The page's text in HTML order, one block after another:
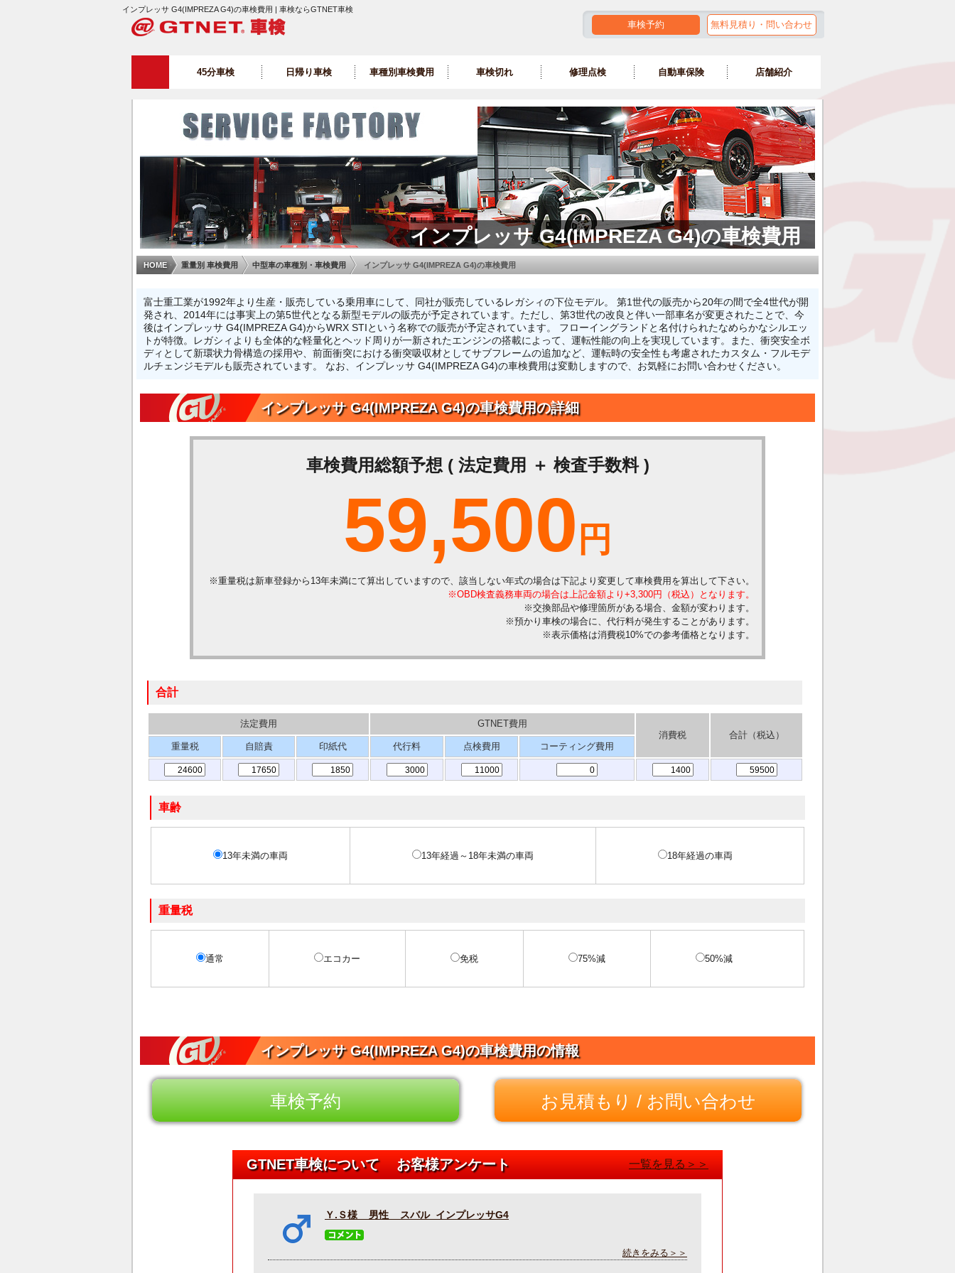
インプレッサ G4(IMPREZA G4)の車検費用 | 車検ならGTNET車検
車検予約 無料見積り・問い合わせ
45分車検 日帰り車検 車種別車検費用 車検切れ 修理点検 自動車保険 店舗紹介
インプレッサ G4(IMPREZA G4)の車検費用
HOME 重量別 車検費用 中型車の車種別・車検費用 インプレッサ G4(IMPREZA G4)の車検費用
富士重工業が1992年より生産・販売している乗用車にして、同社が販売しているレガシィの下位モデル。 第1世代の販売から20年の間で全4世代が開
発され、2014年には事実上の第5世代となる新型モデルの販売が予定されています。ただし、第3世代の改良と伴い一部車名が変更されたことで、今
後はインプレッサ G4(IMPREZA G4)からWRX STIという名称での販売が予定されています。 フローイングランドと名付けられたなめらかなシルエッ
トが特徴。レガシィよりも全体的な軽量化とヘッド周りが一新されたエンジンの搭載によって、運転性能の向上を実現しています。また、衝突安全ボ
ディとして新環状力骨構造の採用や、前面衝突における衝突吸収材としてサブフレームの追加など、運転時の安全性も考慮されたカスタム・フルモデ
ルチェンジモデルも販売されています。 なお、インプレッサ G4(IMPREZA G4)の車検費用は変動しますので、お気軽にお問い合わせください。
インプレッサ G4(IMPREZA G4)の車検費用の詳細
車検費用総額予想 ( 法定費用 ＋ 検査手数料 )
59,500 円
※重量税は新車登録から13年未満にて算出していますので、該当しない年式の場合は下記より変更して車検費用を算出して下さい。
※OBD検査義務車両の場合は上記金額より+3,300円（税込）となります。
※交換部品や修理箇所がある場合、金額が変わります。
※預かり車検の場合に、代行料が発生することがあります。
※表示価格は消費税10%での参考価格となります。
合計
法定費用
GTNET費用
消費税
合計（税込）
重量税
自賠責 印紙代 代行料 点検費用 コーティング費用
車齢
13年未満の車両 13年経過～18年未満の車両 18年経過の車両
重量税
通常 エコカー 免税 75%減 50%減
インプレッサ G4(IMPREZA G4)の車検費用の情報
車検予約 お見積もり / お問い合わせ
GTNET車検について お客様アンケート 一覧を見る＞＞
Ｙ.Ｓ様 男性 スバル インプレッサG4
続きをみる＞＞